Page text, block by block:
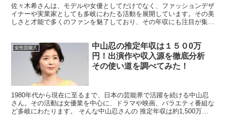
佐々木希さんは、モデルや女優としてだけでなく、ファッションデザ
イナーや実業家としても多岐にわたる活動を展開しています。その美
しさと才能で多くのファンを魅了しており、その年収にも注目が集ま
女性芸能人
中山忍の推定年収は１５０0万
円！出演作や収入源を徹底分析
その使い道を調べてみた！
1980年代から現在に至るまで、日本の芸能界で活躍を続ける中山忍
さん。その活動は女優業を中心に、ドラマや映画、バラエティ番組な
ど多岐にわたります。 そんな中山忍さんの 推定年収は約1,500万円